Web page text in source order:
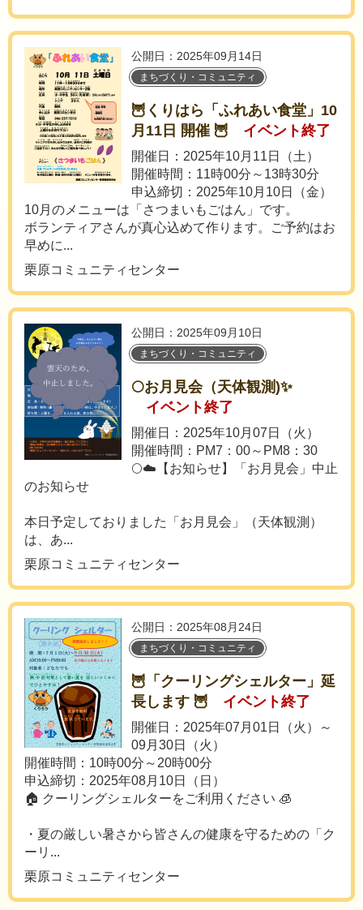
公開日：2025年09月14日
まちづくり・コミュニティ
🦉くりはら「ふれあい食堂」10
月11日 開催 🦉
イベント終了
開催日：2025年10月11日（土）
開催時間：11時00分～13時30分
申込締切：2025年10月10日（金）
10月のメニューは「さつまいもごはん」です。
ボランティアさんが真心込めて作ります。ご予約はお
早めに...
栗原コミュニティセンター
公開日：2025年09月10日
まちづくり・コミュニティ
🌕お月見会（天体観測)✨
イベント終了
開催日：2025年10月07日（火）
開催時間：PM7：00～PM8：30
🌕☁️【お知らせ】「お月見会」中止
のお知らせ
本日予定しておりました「お月見会」（天体観測）
は、あ...
栗原コミュニティセンター
公開日：2025年08月24日
まちづくり・コミュニティ
🦉「クーリングシェルター」延
長します 🦉
イベント終了
開催日：2025年07月01日（火）～
09月30日（火）
開催時間：10時00分～20時00分
申込締切：2025年08月10日（日）
🏠 クーリングシェルターをご利用ください 🧊
・夏の厳しい暑さから皆さんの健康を守るための「ク
ーリ...
栗原コミュニティセンター